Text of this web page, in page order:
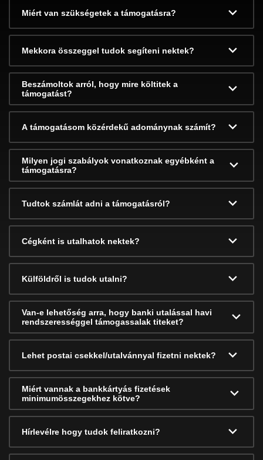
Miért van szükségetek a támogatásra?
Mekkora összeggel tudok segíteni nektek?
Beszámoltok arról, hogy mire költitek a
támogatást?
A támogatásom közérdekű adománynak számít?
Milyen jogi szabályok vonatkoznak egyébként a
támogatásra?
Tudtok számlát adni a támogatásról?
Cégként is utalhatok nektek?
Külföldről is tudok utalni?
Van-e lehetőség arra, hogy banki utalással havi
rendszerességgel támogassalak titeket?
Lehet postai csekkel/utalvánnyal fizetni nektek?
Miért vannak a bankkártyás fizetések
minimumösszegekhez kötve?
Hírlevélre hogy tudok feliratkozni?